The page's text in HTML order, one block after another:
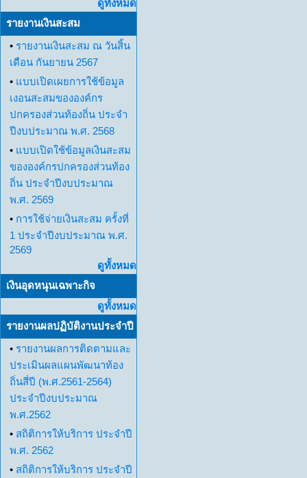
ดูทั้งหมด
รายงานเงินสะสม
• รายงานเงินสะสม ณ วันสิ้น
เดือน กันยายน 2567
• แบบเปิดเผยการใช้ข้อมูล
เงอนสะสมขององค์กร
ปกครองส่วนท้องถิ่น ประจำ
ปีงบประมาณ พ.ศ. 2568
• แบบเปิดใช้ข้อมูลเงินสะสม
ขององค์กรปกครองส่วนท้อง
ถิ่น ประจำปีงบประมาณ
พ.ศ. 2569
• การใช้จ่ายเงินสะสม ครั้งที่
1 ประจำปีงบประมาณ พ.ศ.
2569
ดูทั้งหมด
เงินอุดหนุนเฉพาะกิจ
ดูทั้งหมด
รายงานผลปฏิบัติงานประจำปี
• รายงานผลการติดตามและ
ประเมินผลแผนพัฒนาท้อง
ถิ่นสี่ปี (พ.ศ.2561-2564)
ประจำปีงบประมาณ
พ.ศ.2562
• สถิติการให้บริการ ประจำปี
พ.ศ. 2562
• สถิติการให้บริการ ประจำปี